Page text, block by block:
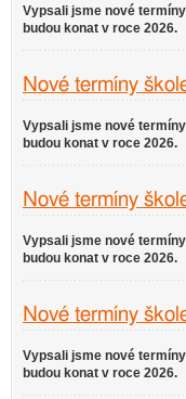
Vypsali jsme nové
budou konat v roce 2026.
Nové termíny
Vypsali jsme nové
budou konat v roce 2026.
Nové termíny
Vypsali jsme nové
budou konat v roce 2026.
Nové termíny
Vypsali jsme nové
budou konat v roce 2026.